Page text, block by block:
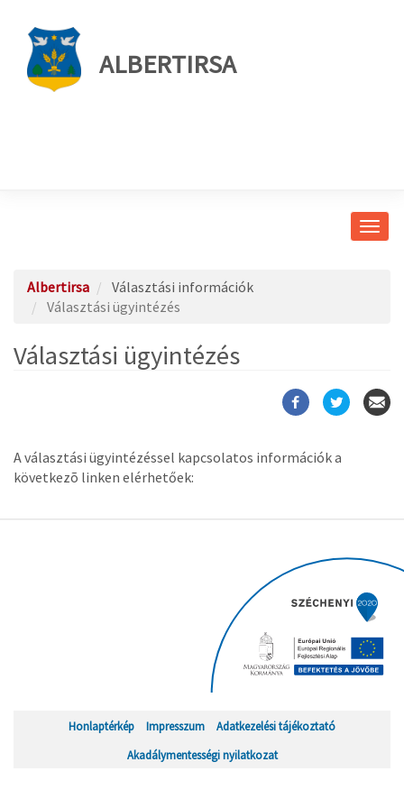
ALBERTIRSA
Albertirsa
Választási információk
Választási ügyintézés
Választási ügyintézés
A választási ügyintézéssel kapcsolatos információk a
következõ linken elérhetőek:
Honlaptérkép Impresszum
Adatkezelési tájékoztató
Akadálymentességi nyilatkozat